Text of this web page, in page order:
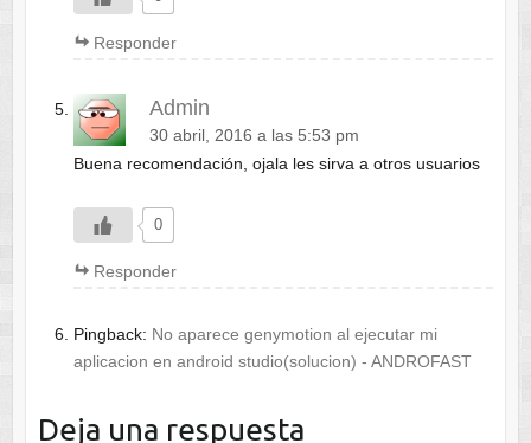
Responder
Admin
30 abril, 2016 a las 5:53 pm
Buena recomendación, ojala les sirva a otros usuarios
0
Responder
Pingback: No aparece genymotion al ejecutar mi
aplicacion en android studio(solucion) - ANDROFAST
Deja una respuesta